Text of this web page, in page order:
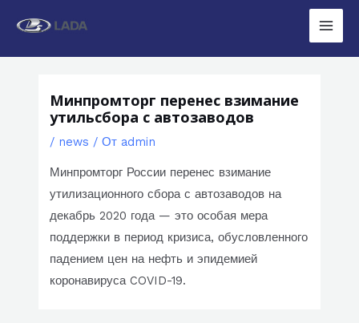
Main
Минпромторг перенес взимание
утильсбора с автозаводов
/ news / От admin
Минпромторг России перенес взимание
утилизационного сбора с автозаводов на
декабрь 2020 года — это особая мера
поддержки в период кризиса, обусловленного
падением цен на нефть и эпидемией
коронавируса COVID-19.